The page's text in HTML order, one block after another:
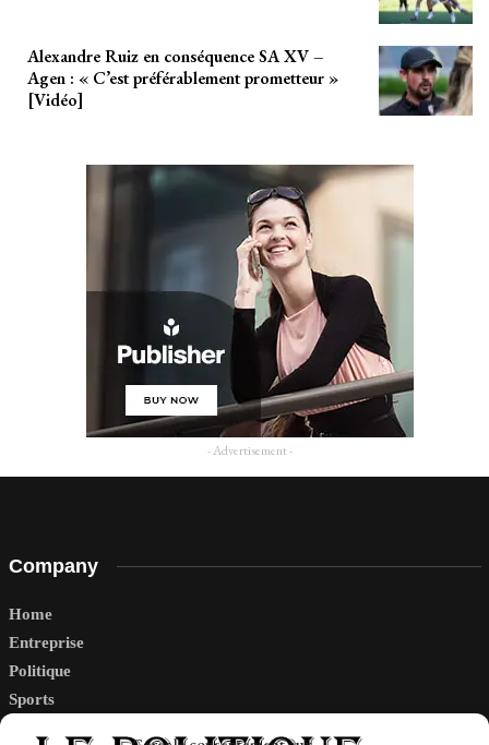
Alexandre Ruiz en conséquence SA XV –
Agen : « C’est préférablement prometteur »
[Vidéo]
- Advertisement -
Company
Home
Entreprise
Politique
Sports